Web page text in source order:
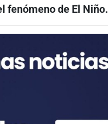
fenómeno de El Niño.